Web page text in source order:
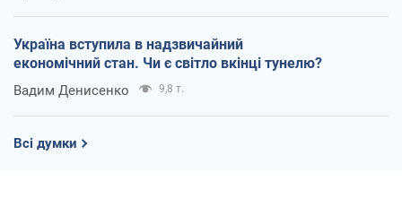
Україна вступила в надзвичайний
економічний стан. Чи є світло вкінці тунелю?
Вадим Денисенко 9,8 т.
Всі думки